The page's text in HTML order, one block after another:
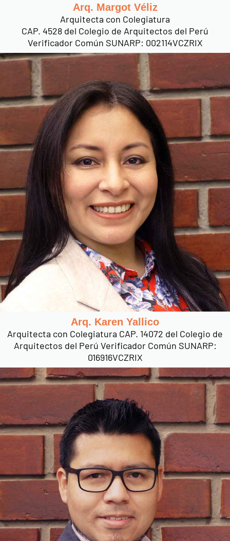
Arq. Margot Véliz
Arquitecta con Colegiatura
CAP. 4528 del Colegio de Arquitectos del Perú
Verificador Común SUNARP: 002114VCZRIX
Arq. Karen Yallico
Arquitecta con Colegiatura CAP. 14072 del Colegio de
Arquitectos del Perú Verificador Común SUNARP:
016916VCZRIX